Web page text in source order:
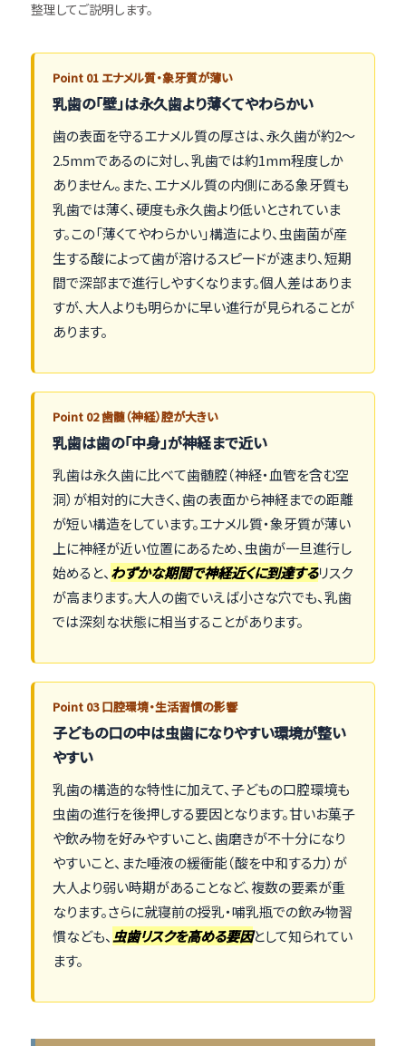
整理してご説明します。
Point 01 エナメル質・象牙質が薄い
乳歯の「壁」は永久歯より薄くてやわらかい
歯の表面を守るエナメル質の厚さは、永久歯が約2〜
2.5mmであるのに対し、乳歯では約1mm程度しか
ありません。また、エナメル質の内側にある象牙質も
乳歯では薄く、硬度も永久歯より低いとされていま
す。この「薄くてやわらかい」構造により、虫歯菌が産
生する酸によって歯が溶けるスピードが速まり、短期
間で深部まで進行しやすくなります。個人差はありま
すが、大人よりも明らかに早い進行が見られることが
あります。
Point 02 歯髄（神経）腔が大きい
乳歯は歯の「中身」が神経まで近い
乳歯は永久歯に比べて歯髄腔（神経・血管を含む空
洞）が相対的に大きく、歯の表面から神経までの距離
が短い構造をしています。エナメル質・象牙質が薄い
上に神経が近い位置にあるため、虫歯が一旦進行し
始めると、 わずかな期間で神経近くに到達するリスク
が高まります。大人の歯でいえば小さな穴でも、乳歯
では深刻な状態に相当することがあります。
Point 03 口腔環境・生活習慣の影響
子どもの口の中は虫歯になりやすい環境が整い
やすい
乳歯の構造的な特性に加えて、子どもの口腔環境も
虫歯の進行を後押しする要因となります。甘いお菓子
や飲み物を好みやすいこと、歯磨きが不十分になり
やすいこと、また唾液の緩衝能（酸を中和する力）が
大人より弱い時期があることなど、複数の要素が重
なります。さらに就寝前の授乳・哺乳瓶での飲み物習
慣なども、 虫歯リスクを高める要因として知られてい
ます。